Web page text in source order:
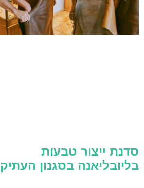
סדנת ייצור טבעות
בליובליאנה בסגנון העתיק